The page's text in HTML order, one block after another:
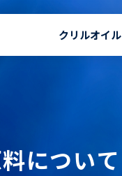
クリルオイル
について